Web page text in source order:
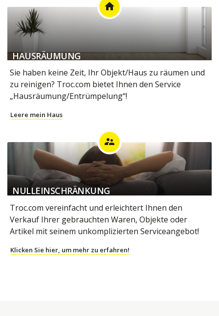
home
HAUSRÄUMUNG
Sie haben keine Zeit, Ihr Objekt/Haus zu räumen und
zu reinigen? Troc.com bietet Ihnen den Service
„Hausräumung/Entrümpelung“!
Leere mein Haus
supervisor_account
NULLEINSCHRÄNKUNG
Troc.com vereinfacht und erleichtert Ihnen den
Verkauf Ihrer gebrauchten Waren, Objekte oder
Artikel mit seinem unkomplizierten Serviceangebot!
Klicken Sie hier, um mehr zu erfahren!